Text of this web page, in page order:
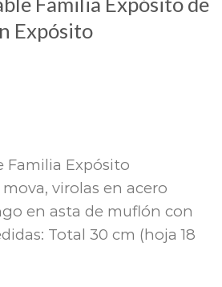
Expósito
Familia Expósito
virolas en acero
en asta de muflón con
Total 30 cm (hoja 18